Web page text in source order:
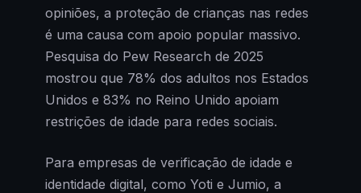
opiniões, a proteção de crianças nas redes
é uma causa com apoio popular massivo.
Pesquisa do Pew Research de 2025
mostrou que 78% dos adultos nos Estados
Unidos e 83% no Reino Unido apoiam
restrições de idade para redes sociais.
Para empresas de verificação de idade e
identidade digital, como Yoti e Jumio, a